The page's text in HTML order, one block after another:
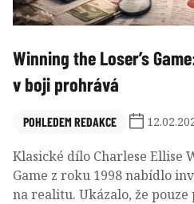
Winning the Loser’s
v boji prohrává
POHLEDEM REDAKCE
Klasické dílo Charlese Ellise
Game z roku 1998 nabídlo
na realitu. Ukázalo, že